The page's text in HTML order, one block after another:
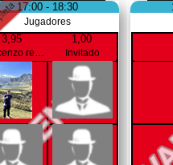
17:00 - 18:30
Jugadores
3,95 1,00
Invitado